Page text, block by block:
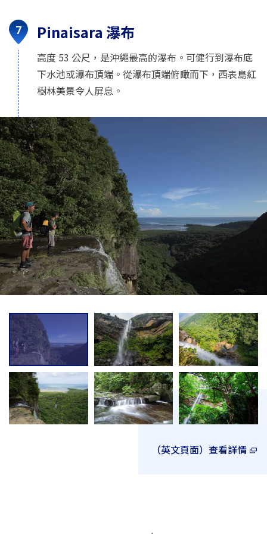
Pinaisara 瀑布
高度 53 公尺，是沖繩最高的瀑布。可健行到瀑布底
下水池或瀑布頂端。從瀑布頂端俯瞰而下，西表島紅
樹林美景令人屏息。
（英文頁面）查看詳情